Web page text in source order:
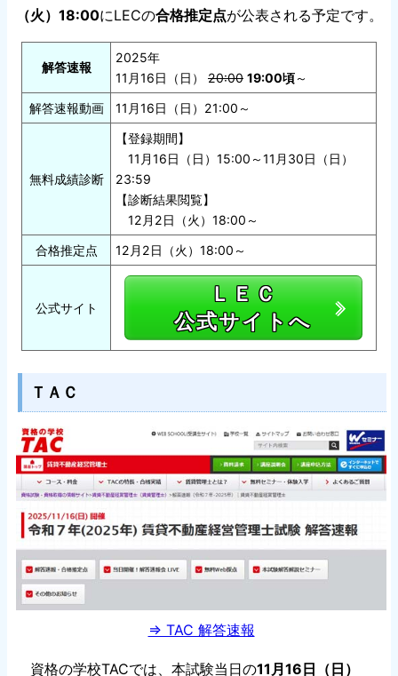
（火）18:00にLECの合格推定点が公表される予定です。
解答速報
2025年
11月16日（日） 20:00 19:00頃～
解答速報動画
11月16日（日）21:00～
無料成績診断
【登録期間】
11月16日（日）15:00～11月30日（日）
23:59
【診断結果閲覧】
12月2日（火）18:00～
合格推定点
12月2日（火）18:00～
公式サイト
ＬＥＣ
公式サイトへ
ＴＡＣ
⇒ TAC 解答速報
資格の学校TACでは、本試験当日の11月16日（日）